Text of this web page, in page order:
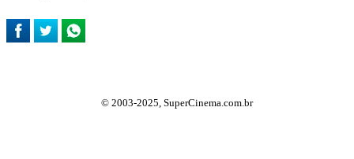
© 2003-2025, SuperCinema.com.br